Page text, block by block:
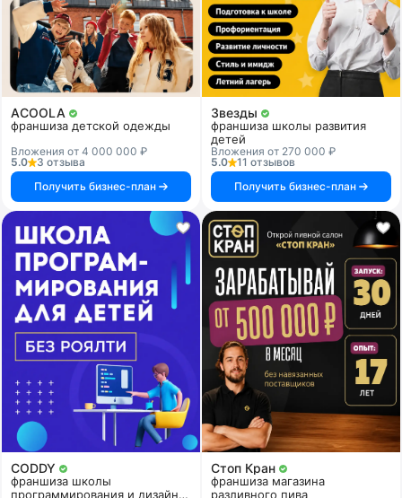
ACOOLA
франшиза детской одежды
Вложения от 4 000 000 ₽
5.0
3 отзыва
Получить бизнес-план
Звезды
франшиза школы развития
детей
Вложения от 270 000 ₽
5.0
11 отзывов
Получить бизнес-план
CODDY
франшиза школы
программирования и дизайна
Стоп Кран
франшиза магазина
разливного пива